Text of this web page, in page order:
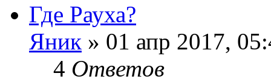
Где Рауха?
Яник » 01 апр 2017,
4 Ответов